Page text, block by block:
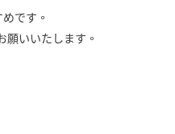
です。
願いいたします。